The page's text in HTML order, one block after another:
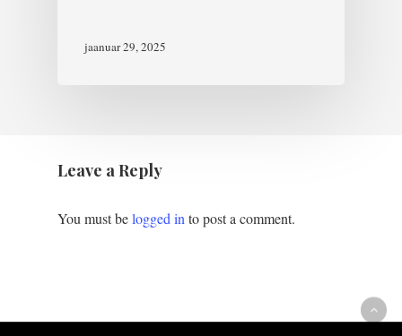
jaanuar 29, 2025
Leave a Reply
You must belogged in to post a comment.